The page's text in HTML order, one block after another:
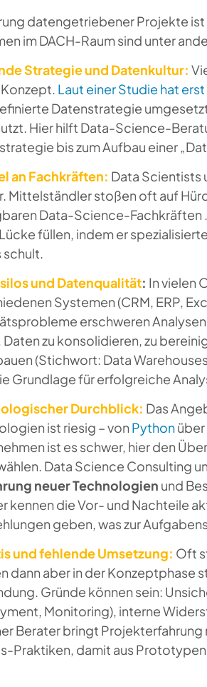
datengetriebener Projekte
im DACH-Raum sind unter
Strategie und Datenkultur:
Laut einer Studie hat
Datenstrategie
Hier hilft Data-Science-
bis zum Aufbau einer
an Fachkräften: Data Scientists
Mittelständler stoßen oft auf
Data-Science-Fachkräften .
füllen, indem er
schult.
und Datenqualität: In vielen
Systemen (CRM, ERP,
erschweren
zu konsolidieren, zu
(Stichwort: Data
Grundlage für erfolgreiche
Durchblick: Das
ist riesig – von Pythonüber
ist es schwer, hier den
Data Science Consulting
neuer Technologien und
kennen die Vor- und Nachteile
geben, was zur
und fehlende Umsetzung: Oft
dann aber in der Konzeptphase
Gründe können sein:
Monitoring), interne
Berater bringt
Praktiken, damit aus